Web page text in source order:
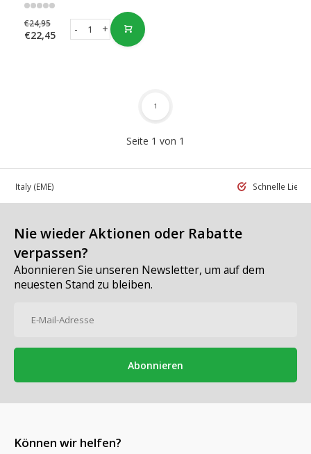
€24,95
€22,45 +
-
Seite 1 von 1
1
in Italy (EME) Schnelle
Nie wieder Aktionen oder Rabatte
verpassen?
Abonnieren Sie unseren Newsletter, um auf dem
neuesten Stand zu bleiben.
Abonnieren
Können wir helfen?